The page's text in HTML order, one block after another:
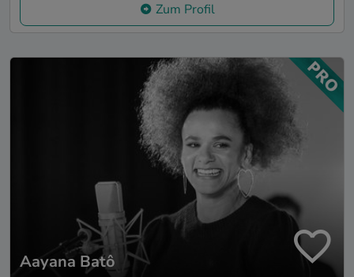
Zum Profil
Aayana Batô